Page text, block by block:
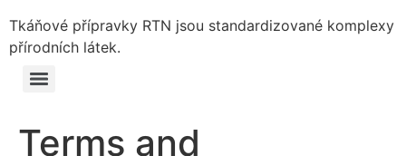
Tkáňové přípravky RTN jsou standardizované komplexy
přírodních látek.
Terms and